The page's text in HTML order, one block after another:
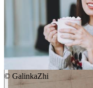
© GalinkaZhi